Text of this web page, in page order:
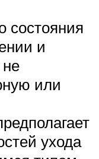
состояния
и
или
ухода